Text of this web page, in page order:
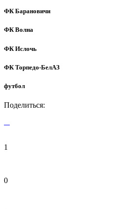
ФК Барановичи
ФК Волна
ФК Ислочь
ФК Торпедо-БелАЗ
футбол
Поделиться:
1
0